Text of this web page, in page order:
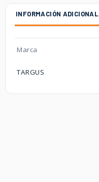
INFORMACIÓN ADICIONAL
Marca
TARGUS